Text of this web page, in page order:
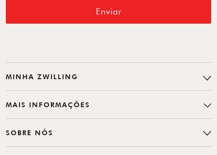
Enviar
MINHA ZWILLING
MAIS INFORMAÇÕES
SOBRE NÓS